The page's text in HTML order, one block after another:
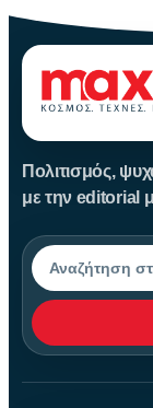
Πολιτισμός,
με την editorial
Αναζήτηση